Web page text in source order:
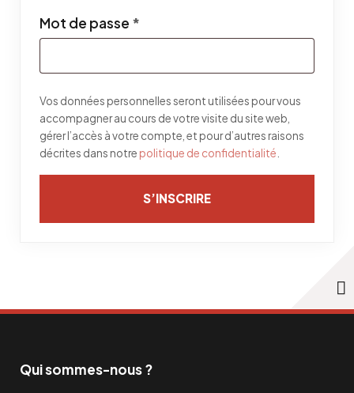
Mot de passe *
Vos données personnelles seront utilisées pour vous
accompagner au cours de votre visite du site web,
gérer l’accès à votre compte, et pour d’autres raisons
décrites dans notre politique de confidentialité
S’INSCRIRE
Qui sommes-nous ?